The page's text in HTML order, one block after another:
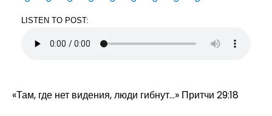
LISTEN TO POST:
«Там, где нет видения, люди гибнут...» Притчи 29:18